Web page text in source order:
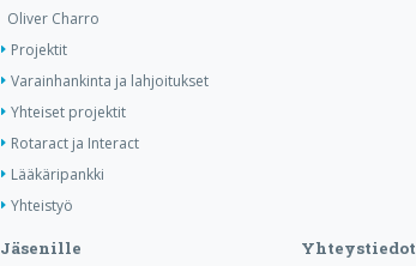
Oliver Charro
Projektit
Varainhankinta ja lahjoitukset
Yhteiset projektit
Rotaract ja Interact
Lääkäripankki
Yhteistyö
Jäsenille Yhteystiedot